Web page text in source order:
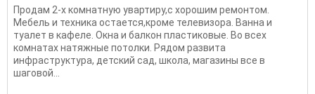
Продам 2-х комнатную увартиру,с хорошим ремонтом.
Мебель и техника остается,кроме телевизора. Ванна и
туалет в кафеле. Окна и балкон пластиковые. Во всех
комнатах натяжные потолки. Рядом развита
инфраструктура, детский сад, школа, магазины все в
шаговой...